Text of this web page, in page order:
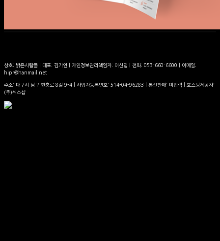
상호: 밝은사람들 | 대표: 김가연 | 개인정보관리책임자: 이신엽 | 전화: 053-660-6600 | 이메일:
hipr@hanmail.net
주소: 대구시 남구 현충로 8길 9-4 | 사업자등록번호: 514-04-96283 | 통신판매: 미입력 | 호스팅제공자:
(주)식스샵